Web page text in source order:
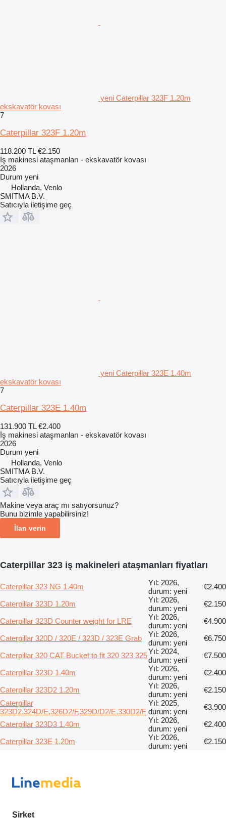
yeni Caterpillar 323F 1.20m
ekskavatör kovası
7
Caterpillar 323F 1.20m
118.200 TL €2.150
İş makinesi ataşmanları - ekskavatör kovası
2026
Durum yeni
Hollanda, Venlo
SMITMA B.V.
Satıcıyla iletişime geç
yeni Caterpillar 323E 1.40m
ekskavatör kovası
7
Caterpillar 323E 1.40m
131.900 TL €2.400
İş makinesi ataşmanları - ekskavatör kovası
2026
Durum yeni
Hollanda, Venlo
SMITMA B.V.
Satıcıyla iletişime geç
Makine veya araç mı satıyorsunuz?
Bunu bizimle yapabilirsiniz!
İlan verin
Caterpillar 323 iş makineleri ataşmanları fiyatları
Caterpillar 323 NG 1.40m
Yıl: 2026,
durum: yeni
€2.400
Caterpillar 323D 1.20m
Yıl: 2026,
durum: yeni
€2.150
Caterpillar 323D Counter weight for LRE
Yıl: 2026,
durum: yeni
€4.900
Caterpillar 320D / 320E / 323D / 323E Grab
Yıl: 2026,
durum: yeni
€6.750
Caterpillar 320 CAT Bucket to fit 320 323 325Yıl: 2024,
durum: yeni
€7.500
Caterpillar 323D 1.40m
Yıl: 2026,
durum: yeni
€2.400
Caterpillar 323D2 1.20m
Yıl: 2026,
durum: yeni
€2.150
Caterpillar
323D2,324D/E,326D2/F,329D/D2/E,330D2/F
Yıl: 2025,
durum: yeni
€3.900
Caterpillar 323D3 1.40m
Yıl: 2026,
durum: yeni
€2.400
Caterpillar 323E 1.20m
Yıl: 2026,
durum: yeni
€2.150
Şirket